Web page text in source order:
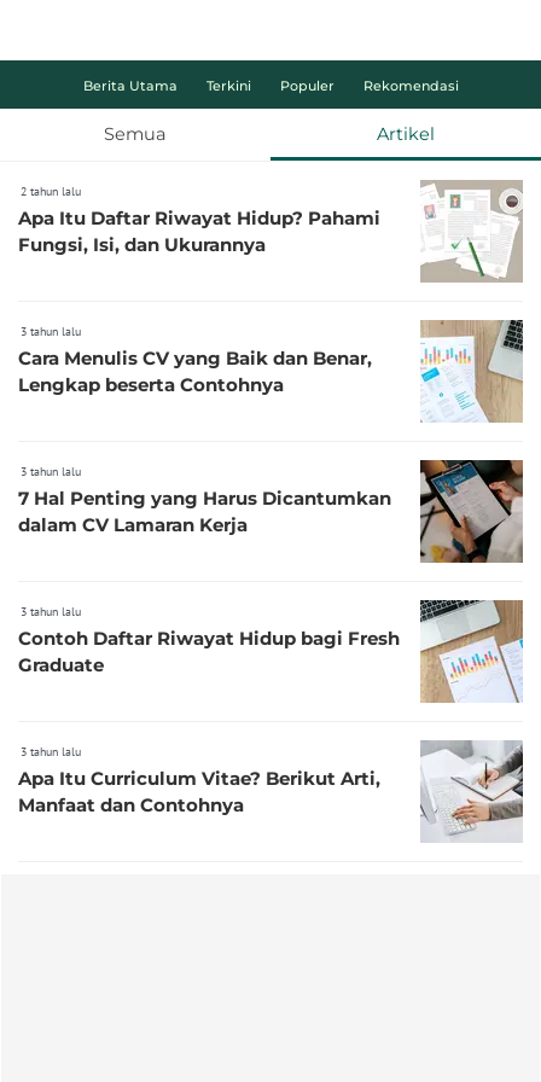
Berita Utama Terkini Populer Rekomendasi
Semua Artikel
2 tahun lalu
Apa Itu Daftar Riwayat Hidup? Pahami
Fungsi, Isi, dan Ukurannya
3 tahun lalu
Cara Menulis CV yang Baik dan Benar,
Lengkap beserta Contohnya
3 tahun lalu
7 Hal Penting yang Harus Dicantumkan
dalam CV Lamaran Kerja
3 tahun lalu
Contoh Daftar Riwayat Hidup bagi Fresh
Graduate
3 tahun lalu
Apa Itu Curriculum Vitae? Berikut Arti,
Manfaat dan Contohnya